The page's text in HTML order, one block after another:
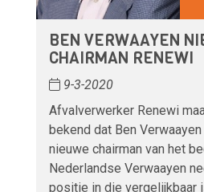
BEN VERWAAYEN
CHAIRMAN RENEWI
9-3-2020
Afvalverwerker Renewi
bekend dat Ben
nieuwe chairman van het
Nederlandse Verwaayen
positie in die vergelijkbaar